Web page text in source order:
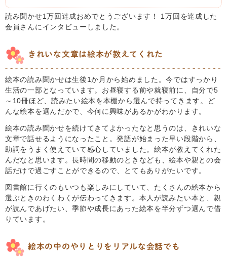
読み聞かせ1万回達成おめでとうございます！ 1万回を達成した
会員さんにインタビューしました。
きれいな文章は絵本が教えてくれた
絵本の読み聞かせは生後1か月から始めました。今ではすっかり
生活の一部となっています。お昼寝する前や就寝前に、自分で5
～10冊ほど、読みたい絵本を本棚から選んで持ってきます。ど
んな絵本を選んだかで、今何に興味があるかがわかります。
絵本の読み聞かせを続けてきてよかったなと思うのは、きれいな
文章で話せるようになったこと。発語が始まった早い段階から、
助詞をうまく使えていて感心していました。絵本が教えてくれた
んだなと思います。長時間の移動のときなども、絵本や親との会
話だけで過ごすことができるので、とてもありがたいです。
図書館に行くのもいつも楽しみにしていて、たくさんの絵本から
選ぶときのわくわくが伝わってきます。本人が読みたい本と、親
が読んであげたい、季節や成長にあった絵本を半分ずつ選んで借
りています。
絵本の中のやりとりをリアルな会話でも